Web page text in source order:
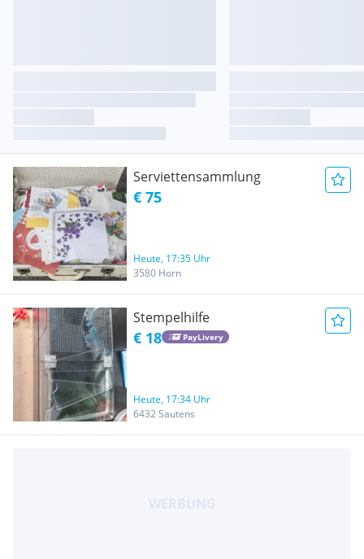
Serviettensammlung
€ 75
Heute, 17:35 Uhr
3580 Horn
Stempelhilfe
€ 18 PayLivery
Heute, 17:34 Uhr
6432 Sautens